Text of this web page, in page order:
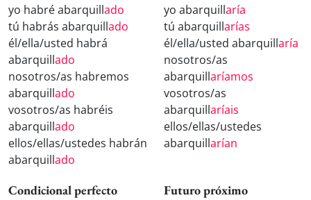
yo habré abarquillado
tú habrás abarquillado
él/ella/usted habrá
abarquillado
nosotros/as habremos
abarquillado
vosotros/as habréis
abarquillado
ellos/ellas/ustedes habrán
abarquillado
yo abarquillaría
tú abarquillarías
él/ella/usted abarquillaría
nosotros/as
abarquillaríamos
vosotros/as
abarquillaríais
ellos/ellas/ustedes
abarquillarían
Condicional perfecto Futuro próximo